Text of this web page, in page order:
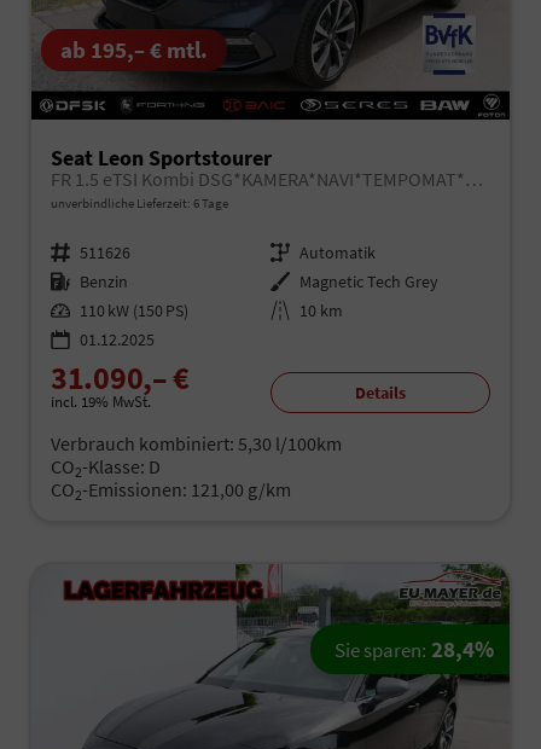
ab 195,– € mtl.
Seat Leon Sportstourer
FR 1.5 eTSI Kombi DSG*KAMERA*NAVI*TEMPOMAT*3-ZONE KILMAAUTOMATIK*VIRTUAL COCKPIT*
unverbindliche Lieferzeit: 6 Tage
Fahrzeugnr. 511626 Getriebe Automatik
Kraftstoff Benzin Außenfarbe Magnetic Tech Grey
Leistung 110 kW (150 PS) Kilometerstand 10 km
01.12.2025
31.090,– €
incl. 19% MwSt. Details
Verbrauch kombiniert: 5,30 l/100km
CO2-Klasse: D
CO2-Emissionen: 121,00 g/km
Sie sparen: 28,4%